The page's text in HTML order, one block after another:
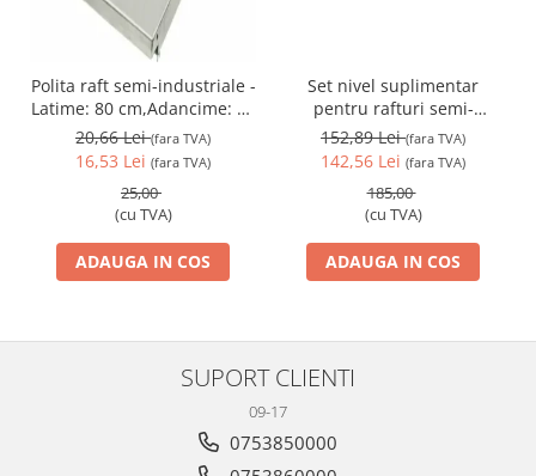
Polita raft semi-industriale -
Latime: 80 cm,Adancime: 30
cm
20,66 Lei(fara TVA)
16,53 Lei (fara TVA)
25,00
(cu TVA)
ADAUGA IN COS
Set nivel suplimentar
pentru rafturi semi-
industriale cu lungime de
150 cm ,adancimea de 60
152,89 Lei(fara TVA)
142,56 Lei (fara TVA)
185,00
(cu TVA)
ADAUGA IN COS
SUPORT CLIENTI
09-17
0753850000